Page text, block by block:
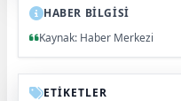
HABER BİLGİSİ
Kaynak: Haber Merkezi
ETİKETLER